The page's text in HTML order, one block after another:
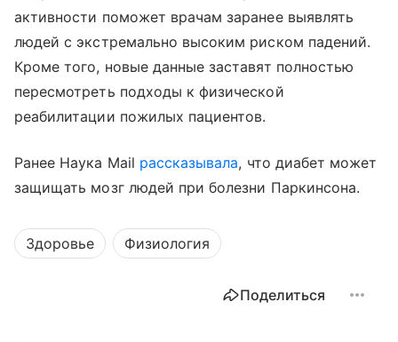
активности поможет врачам заранее выявлять
людей с экстремально высоким риском падений.
Кроме того, новые данные заставят полностью
пересмотреть подходы к физической
реабилитации пожилых пациентов.
Ранее Наука Mail рассказывала, что диабет может
защищать мозг людей при болезни Паркинсона.
Здоровье Физиология
Поделиться